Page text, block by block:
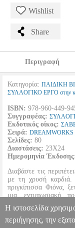
Wishlist
Share
Περιγραφή
Κατηγορία: ΠΑΙΔΙΚΗ
ΣΥΛΛΟΓΙΚΟ ΕΡΓΟ στην
ISBN: 978-960-449-
Συγγραφέας:
Εκδοτικός οίκος:
Σειρά: DREAMWORKS
Σελίδες: 80
Διαστάσεις: 23Χ24
Ημερομηνία
Διαβάστε τις
με τη χρυσή
πριγκίπισσα Φιόνα,
μια εντυπωσιακή
αυθεντικές σκηνές
σχεδίων που λάτρεψαν
Η ιστοσελίδα
περιήγησης, την